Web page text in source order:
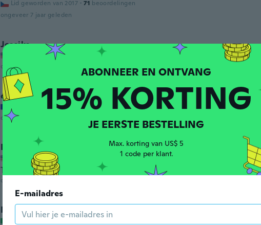
Lid geworden van 2017 · 71 beoordelingen
ongeveer 7 jaar geleden
Jessika
Lid geworden van 2014
beoordelingen
ongeveer 7 jaar geleden
odile
Lid geworden van 2016 · 107 beoordelingen · 22
uploads
ongeveer 7 jaar geleden
Laura
Lid geworden van 2015 beoordelingen
This was literally the worst gel polish I’ve ever used. Not even
ongeveer 7 jaar geleden
Patricia
Lid geworden van 2016 · 15 beoordelingen
15% KORTING
JE EERSTE BESTELLING
Max. korting van US$ 5
1 code per klant.
E-mailadres